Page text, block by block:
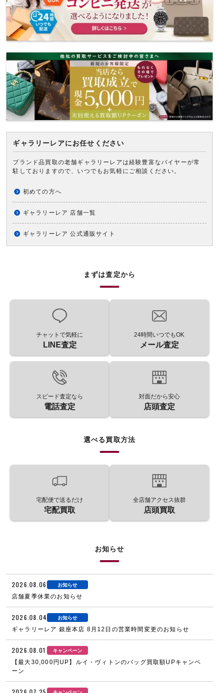
ギャラリーレアにお任せください
ブランド品買取の老舗ギャラリーレアは経験豊富なバイヤーが常
駐しておりますので、いつでもお気軽にご相談ください。
初めての方へ
ギャラリーレア 店舗一覧
ギャラリーレア 公式通販サイト
まずは査定から
チャットで気軽に
LINE査定
24時間いつでもOK
メール査定
スピード査定なら
電話査定
対面だから安心
店頭査定
選べる買取方法
宅配便で送るだけ
宅配買取
全店舗アクセス抜群
店頭買取
お知らせ
2026.08.06 お知らせ
店舗夏季休業のお知らせ
2026.08.04 お知らせ
ギャラリーレア 銀座本店 8月12日の営業時間変更のお知らせ
2026.08.01 キャンペーン
【最大30,000円UP】ルイ・ヴィトンのバッグ買取額UPキャンペ
ーン